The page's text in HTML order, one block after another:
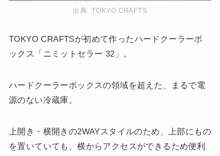
出典: TOKYO CRAFTS
TOKYO CRAFTSが初めて作ったハードクーラーボ
ックス「ニミットセラー 32」。
ハードクーラーボックスの領域を超えた、まるで電
源のない冷蔵庫。
上開き・横開きの2WAYスタイルのため、上部にもの
を置いていても、横からアクセスができるため便利